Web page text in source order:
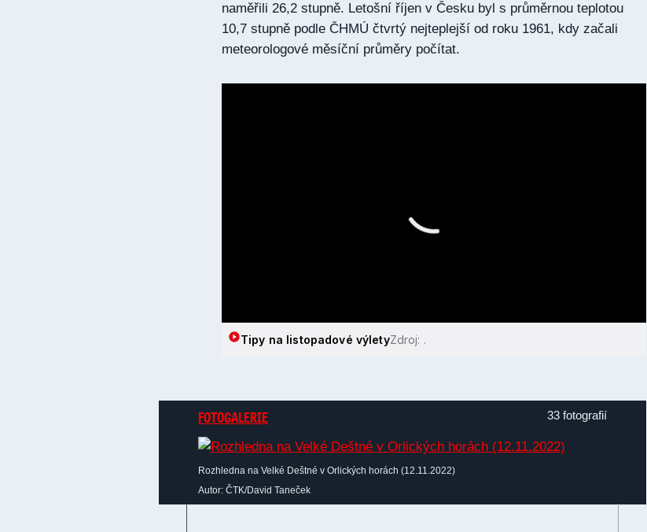
naměřili 26,2 stupně. Letošní říjen v Česku byl s průměrnou teplotou
10,7 stupně podle ČHMÚ čtvrtý nejteplejší od roku 1961, kdy začali
meteorologové měsíční průměry počítat.
Tipy na listopadové výletyZdroj: .
FOTOGALERIE 33 fotografií
Rozhledna na Velké Deštné v Orlických horách (12.11.2022)
Autor: ČTK/David Taneček